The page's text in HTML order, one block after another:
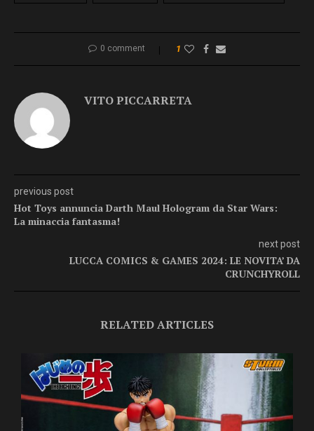
0 comment 1
VITO PICCARRETA
previous post
Hot Toys annuncia Darth Maul Hologram da Star Wars:
La minaccia fantasma!
next post
LUCCA COMICS & GAMES 2024: LE NOVITA’ DA
CRUNCHYROLL
RELATED ARTICLES